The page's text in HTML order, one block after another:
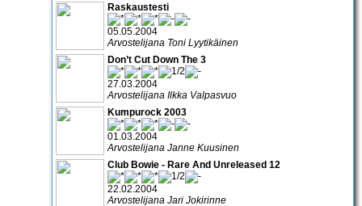
Raskaustesti
05.05.2004
Arvostelijana Toni Lyytikäinen
Don’t Cut Down The 3
27.03.2004
Arvostelijana Ilkka Valpasvuo
Kumpurock 2003
01.03.2004
Arvostelijana Janne Kuusinen
Club Bowie - Rare And Unreleased 12
22.02.2004
Arvostelijana Jari Jokirinne